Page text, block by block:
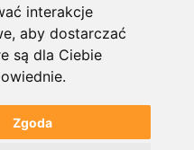
interakcje
, aby dostarczać
są dla Ciebie
.
Zgoda
2026 0
marketingowy